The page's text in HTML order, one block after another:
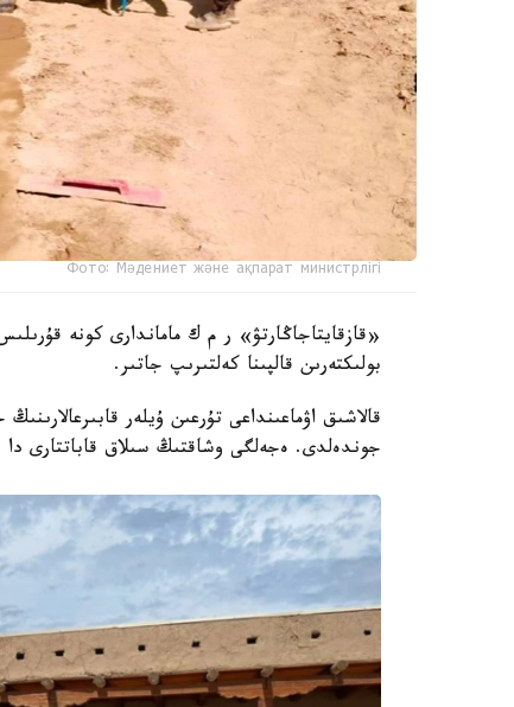
Фото: Мәдениет және ақпарат министрлігі
«قازقايتاجاڭارتۋ» ر م ك ماماندارى كونە
بولىكتەرىن قالپىنا كەلتىرىپ جاتىر.
قالاشىق اۋماعىنداعى تۇرعىن ۇيلەر
جوندەلدى. ەجەلگى وشاقتىڭ سىلاق قاباتتارى دا